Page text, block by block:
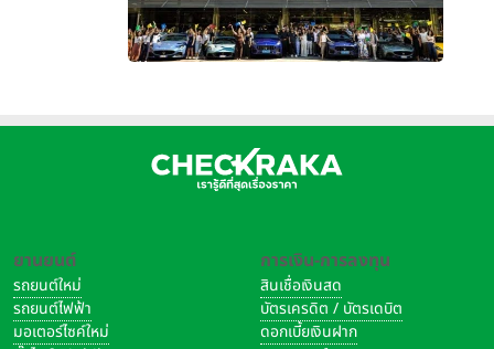
ยานยนต์
รถยนต์ใหม่
รถยนต์ไฟฟ้า
มอเตอร์ไซค์ใหม่
การเงิน-การลงทุน
สินเชื่อเงินสด
บัตรเครดิต / บัตรเดบิต
ดอกเบี้ยเงินฝาก